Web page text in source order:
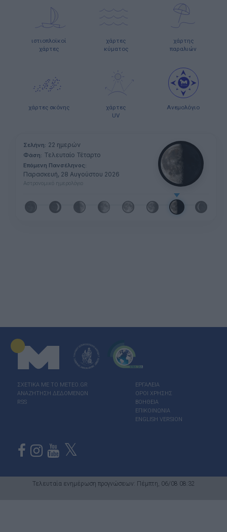
ιστιοπλοϊκοί
χάρτες
χάρτες
κύματος
χάρτης
παραλιών
χάρτες σκόνης
χάρτες
UV
Ανεμολόγιο
Σελήνη: 22 ημερών
Φάση: Τελευταίο Τέταρτο
Επόμενη Πανσέληνος:
Παρασκευή, 28 Αυγούστου 2026
Αστρονομικό ημερολόγιο
ΣΧΕΤΙΚΑ ΜΕ ΤΟ ΜΕΤΕΟ.GR
ΑΝΑΖΗΤΗΣΗ ΔΕΔΟΜΕΝΩΝ
RSS
ΕΡΓΑΛΕΙΑ
ΟΡΟΙ ΧΡΗΣΗΣ
ΒΟΗΘΕΙΑ
ΕΠΙΚΟΙΝΩΝΙΑ
ENGLISH VERSION
Τελευταία ενημέρωση προγνώσεων: Πέμπτη, 06/08 08:32